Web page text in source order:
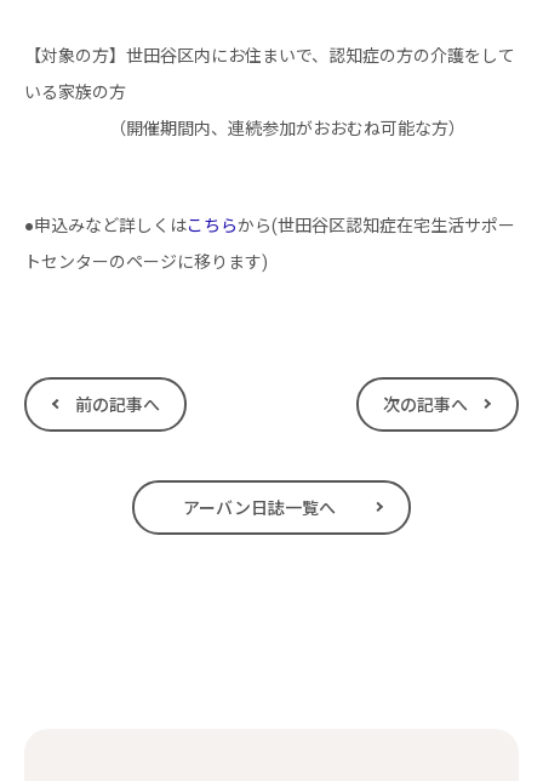
【対象の方】世田谷区内にお住まいで、認知症の方の介護をして
いる家族の方
（開催期間内、連続参加がおおむね可能な方）
●申込みなど詳しくはこちらから(世田谷区認知症在宅生活サポー
トセンターのページに移ります)
前の記事へ 次の記事へ
アーバン日誌一覧へ